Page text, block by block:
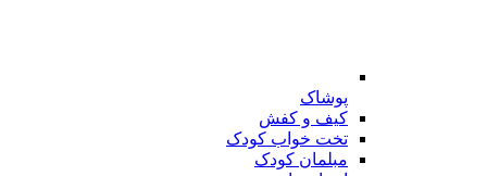
پوشاک
کیف و کفش
تخت خواب کودک
مبلمان کودک